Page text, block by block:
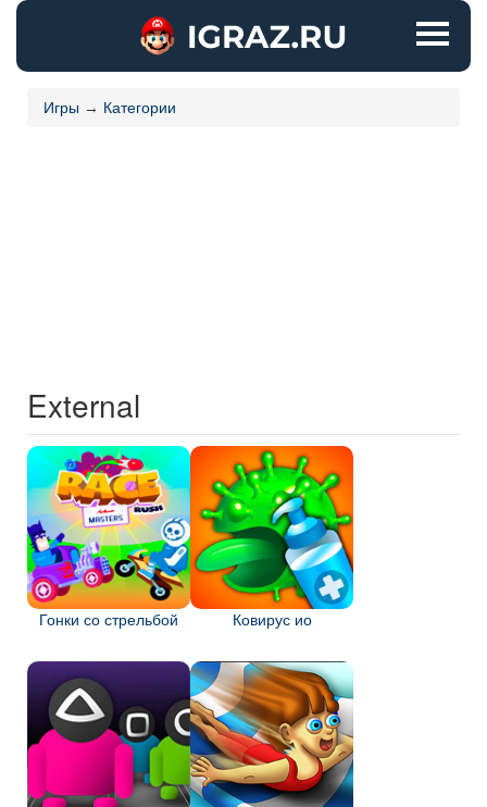
Игры → Категории
External
Гонки со стрельбой Ковирус ио